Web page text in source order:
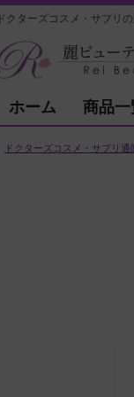
ドクターズコスメ・サプリ
ホーム 商品一
ドクターズコスメ・サプリ通